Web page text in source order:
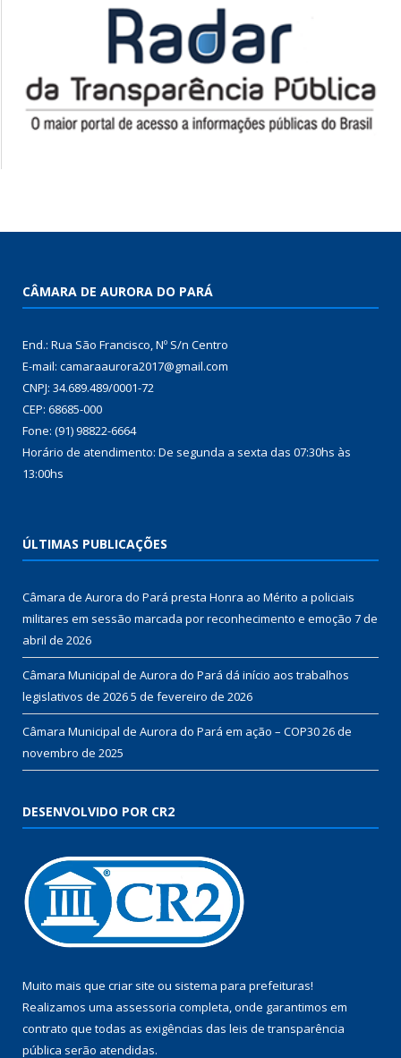
CÂMARA DE AURORA DO PARÁ
End.: Rua São Francisco, Nº S/n Centro
E-mail: camaraaurora2017@gmail.com
CNPJ: 34.689.489/0001-72
CEP: 68685-000
Fone: (91) 98822-6664
Horário de atendimento: De segunda a sexta das 07:30hs às
13:00hs
ÚLTIMAS PUBLICAÇÕES
Câmara de Aurora do Pará presta Honra ao Mérito a policiais
militares em sessão marcada por reconhecimento e emoção 7 de
abril de 2026
Câmara Municipal de Aurora do Pará dá início aos trabalhos
legislativos de 20265 de fevereiro de 2026
Câmara Municipal de Aurora do Pará em ação – COP3026 de
novembro de 2025
DESENVOLVIDO POR CR2
Muito mais que criar site ou sistema para prefeituras!
Realizamos uma assessoria completa, onde garantimos em
contrato que todas as exigências das leis de transparência
pública serão atendidas.